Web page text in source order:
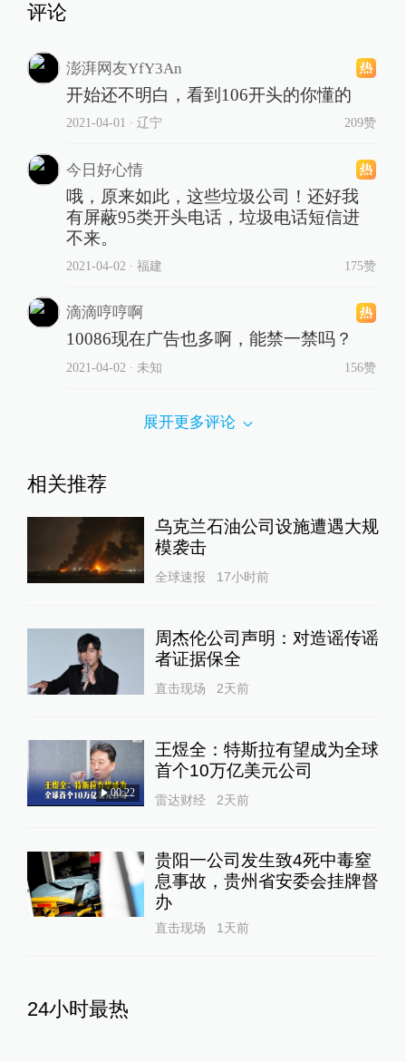
评论
澎湃网友YfY3An
开始还不明白，看到106开头的你懂的
2021-04-01 ∙ 辽宁 209赞
今日好心情
哦，原来如此，这些垃圾公司！还好我
有屏蔽95类开头电话，垃圾电话短信进
不来。
2021-04-02 ∙ 福建 175赞
滴滴哼哼啊
10086现在广告也多啊，能禁一禁吗？
2021-04-02 ∙ 未知 156赞
展开更多评论
相关推荐
乌克兰石油公司设施遭遇大规
模袭击
全球速报 17小时前
周杰伦公司声明：对造谣传谣
者证据保全
直击现场 2天前
00:22
王煜全：特斯拉有望成为全球
首个10万亿美元公司
雷达财经 2天前
贵阳一公司发生致4死中毒窒
息事故，贵州省安委会挂牌督
办
直击现场 1天前
24小时最热